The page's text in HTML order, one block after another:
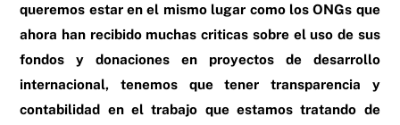
queremos estar en el mismo lugar como los ONGs que
ahora han recibido muchas criticas sobre el uso de sus
fondos y donaciones en proyectos de desarrollo
internacional, tenemos que tener transparencia y
contabilidad en el trabajo que estamos tratando de